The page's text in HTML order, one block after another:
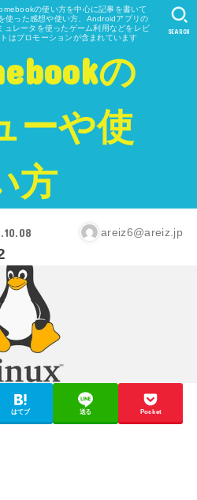
の使い方を中心に記事を書いて
使った感想や使い方、Androidアプリの
レータを使ったゲーム利用などをレビ
はプロモーションが含まれています
の
ーや使
方
SEARCH
areiz6@areiz.jp
はてブ 送る Pocket